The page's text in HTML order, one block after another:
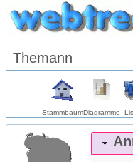
Themann
StammbaumDiagramme